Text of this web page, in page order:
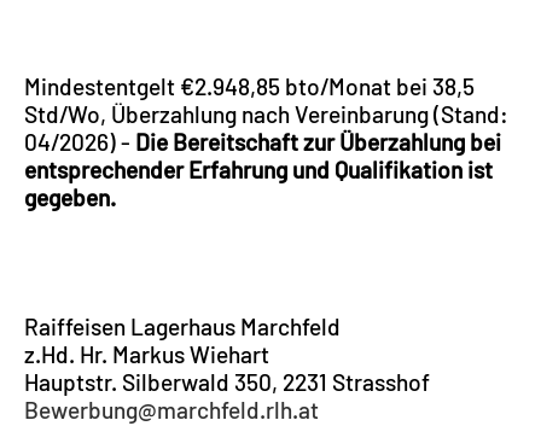
Mindestentgelt €2.948,85 bto/Monat bei 38,5
Std/Wo, Überzahlung nach Vereinbarung (Stand:
04/2026) - Die Bereitschaft zur Überzahlung bei
entsprechender Erfahrung und Qualifikation ist
gegeben.
Raiffeisen Lagerhaus Marchfeld
z.Hd. Hr. Markus Wiehart
Hauptstr. Silberwald 350, 2231 Strasshof
Bewerbung@marchfeld.rlh.at